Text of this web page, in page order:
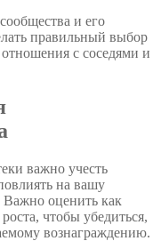
и его
правильный выбор
с соседями и
важно учесть
на вашу
Важно оценить как
чтобы убедиться,
вознаграждению.